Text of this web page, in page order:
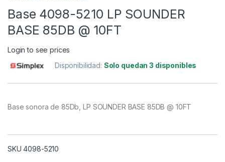
Base 4098-5210 LP SOUNDER
BASE 85DB @ 10FT
Login to see prices
Disponibilidad: Solo quedan 3 disponibles
Base sonora de 85Db, LP SOUNDER BASE 85DB @ 10FT
SKU 4098-5210